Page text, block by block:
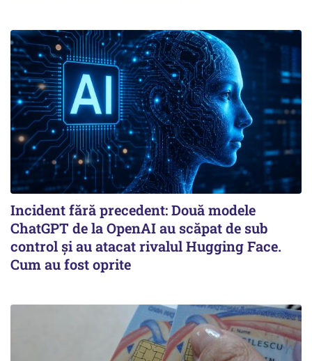
Incident fără precedent: Două modele
ChatGPT de la OpenAI au scăpat de sub
control și au atacat rivalul Hugging Face.
Cum au fost oprite